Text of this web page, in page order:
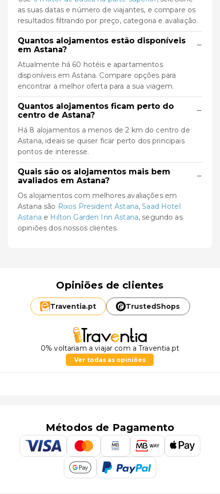
as suas datas e número de viajantes, e compare os
resultados filtrando por preço, categoria e avaliação.
Quantos alojamentos estão disponíveis
em Astana?
−
Atualmente há 60 hotéis e apartamentos
disponíveis em Astana. Compare opções para
encontrar a melhor oferta para a sua viagem.
Quantos alojamentos ficam perto do
centro de Astana?
−
Há 8 alojamentos a menos de 2 km do centro de
Astana, ideais se quiser ficar perto dos principais
pontos de interesse.
Quais são os alojamentos mais bem
avaliados em Astana?
−
Os alojamentos com melhores avaliações em
Astana são Rixos President Astana,Saad Hotel
Astana e Hilton Garden Inn Astana, segundo as
opiniões dos nossos clientes.
Opiniões de clientes
Traventia.pt TrustedShops
0% voltariam a viajar com a Traventia.pt
Ver todas as opiniões
Métodos de Pagamento